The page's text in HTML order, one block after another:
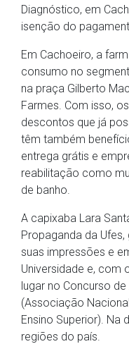
Diagnóstico, em
isenção do
Em Cachoeiro, a
consumo no
na praça Gilberto
Farmes. Com isso,
descontos que já
têm também
entrega grátis e
reabilitação como
de banho.
A capixaba Lara
Propaganda da
suas impressões e
Universidade e, com
lugar no Concurso
(Associação
Ensino Superior). Na
regiões do país.